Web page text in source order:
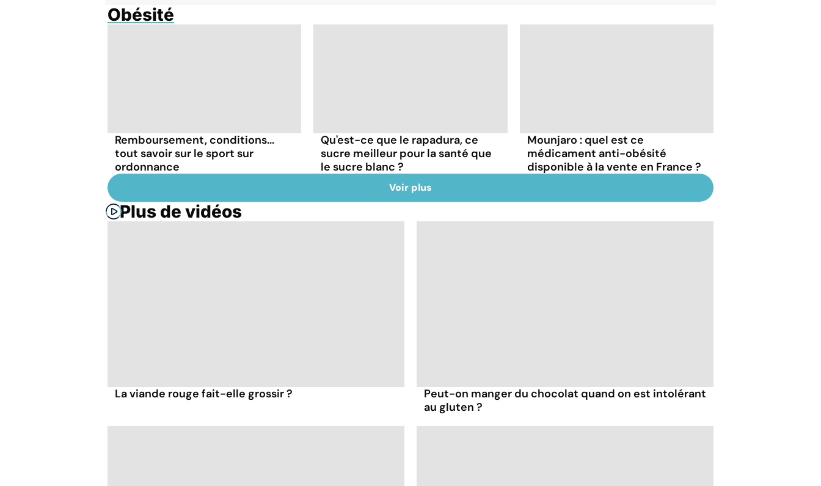
Obésité
Remboursement, conditions...
tout savoir sur le sport sur
ordonnance
Qu'est-ce que le rapadura, ce
sucre meilleur pour la santé que
le sucre blanc ?
Mounjaro : quel est ce
médicament anti-obésité
disponible à la vente en France ?
Voir plus
Plus de vidéos
La viande rouge fait-elle grossir ?
Peut-on manger du chocolat quand on est intolérant
au gluten ?